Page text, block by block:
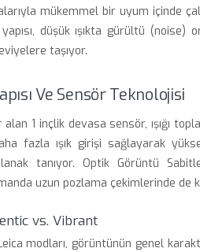
mükemmel bir uyum içinde
düşük ışıkta gürültü (noise)
taşıyor.
Ve Sensör Teknolojisi
1 inçlik devasa sensör, ışığı
fazla ışık girişi sağlayarak
tanıyor. Optik Görüntü
uzun pozlama çekimlerinde de
vs. Vibrant
Leica modları, görüntünün genel